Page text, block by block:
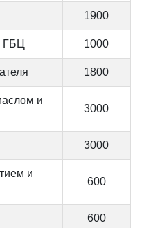
1900
ГБЦ 1000
1800
и
3000
3000
и
600
600